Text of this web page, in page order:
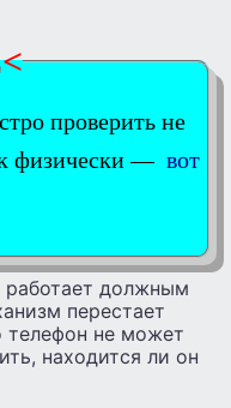
проверить не
физически — вот
работает должным
перестает
телефон не может
находится ли он